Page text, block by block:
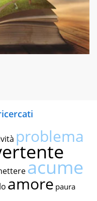
problema
acume
amore paura